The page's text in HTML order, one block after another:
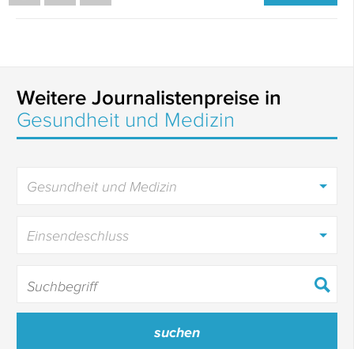
Weitere Journalistenpreise in
Gesundheit und Medizin
Gesundheit und Medizin
Einsendeschluss